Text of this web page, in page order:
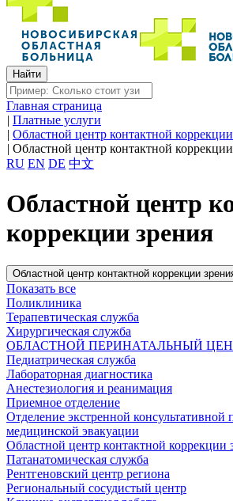
Главная страница
| Платные услуги
| Областной центр контактной
| Областной центр контактной
RU EN DE 中文
Областной центр
коррекции зрения
Областной центр контактной коррекции
Показать все
Поликлиника
Терапевтическая служба
Хирургическая служба
ОБЛАСТНОЙ ПЕРИНАТАЛЬНЫЙ
Педиатрическая служба
Лабораторная диагностика
Анестезиология и реанимация
Приемное отделение
Отделение экстренной
медицинской эвакуации
Областной центр контактной коррекции
Патанатомическая служба
Рентгеновский центр региона
Региональный сосудистый центр